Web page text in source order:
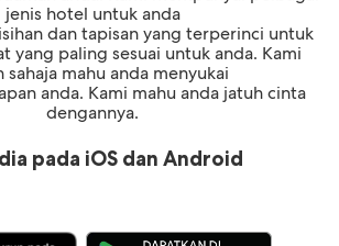
jenis hotel untuk anda
dan tapisan yang terperinci untuk
yang paling sesuai untuk anda. Kami
sahaja mahu anda menyukai
anda. Kami mahu anda jatuh cinta
dengannya.
pada iOS dan Android